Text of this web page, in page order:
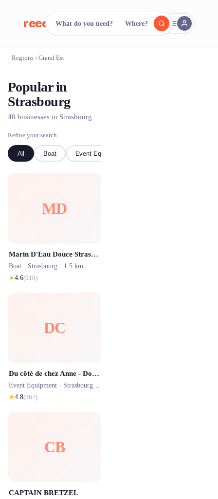
reeent! FR
500+ rental shops. One search.
What do you need? Where?
Regions › Grand Est
Popular in
Strasbourg
40 businesses in Strasbourg
Refine your search
All Boat Event Equipment
MD
Marin D'Eau Douce Strasbourg
Boat · Strasbourg · 1.5 km
★4.6(910)
DC
Du côté de chez Anne - Domaine de Mariage & Maison d'hôte
Event Equipment · Strasbourg· 3.8 km
★4.8(362)
CB
CAPTAIN BRETZEL